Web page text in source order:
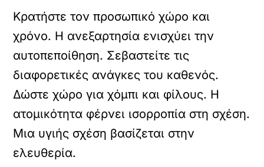
Κρατήστε τον προσωπικό χώρο και
χρόνο. Η ανεξαρτησία ενισχύει την
αυτοπεποίθηση. Σεβαστείτε τις
διαφορετικές ανάγκες του καθενός.
Δώστε χώρο για χόμπι και φίλους. Η
ατομικότητα φέρνει ισορροπία στη σχέση.
Μια υγιής σχέση βασίζεται στην
ελευθερία.